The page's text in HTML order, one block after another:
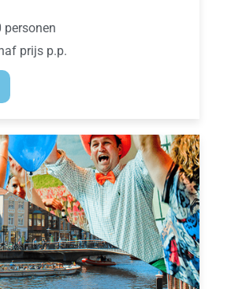
prijs p.p.